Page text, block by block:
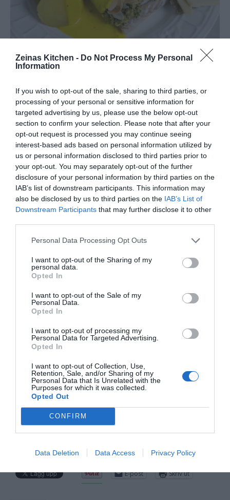
Zeinas Kitchen - Do Not Process My Personal
Information
If you wish to opt-out of the sale, sharing to third parties, or
processing of your personal or sensitive information for
targeted advertising by us, please use the below opt-out
section to confirm your selection. Please note that after your
opt-out request is processed you may continue seeing
interest-based ads based on personal information utilized by
us or personal information disclosed to third parties prior to
your opt-out. You may separately opt-out of the further
disclosure of your personal information by third parties on the
IAB’s list of downstream participants. This information may
also be disclosed by us to third parties on the IAB’s List of
Downstream Participants that may further disclose it to other
Personal Data Processing Opt Outs
I want to opt-out of the Sharing of my
personal data.
Opted In
I want to opt-out of the Sale of my
Personal Data.
Opted In
I want to opt-out of processing my
Personal Data for Targeted Advertising.
Opted In
I want to opt-out of Collection, Use,
Retention, Sale, and/or Sharing of my
Personal Data that Is Unrelated with the
Purposes for which it was collected.
Opted Out
CONFIRM
Data Deletion Data Access Privacy Policy
E-post Skriv ut